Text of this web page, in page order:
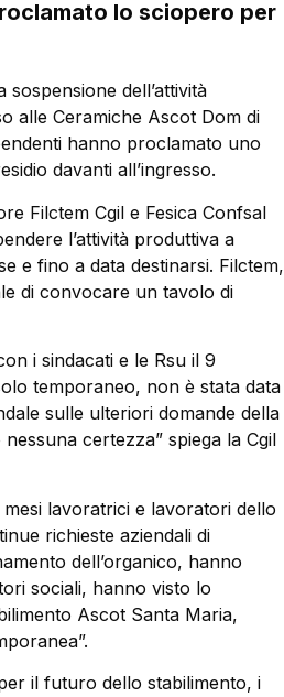
lo sciopero per
sospensione dell’attività
alle Ceramiche Ascot Dom di
hanno proclamato uno
davanti all’ingresso.
Filctem Cgil e Fesica Confsal
l’attività produttiva a
e fino a data destinarsi. Filctem,
di convocare un tavolo di
i sindacati e le Rsu il 9
temporaneo, non è stata data
sulle ulteriori domande della
certezza” spiega la Cgil
lavoratrici e lavoratori dello
richieste aziendali di
dell’organico, hanno
sociali, hanno visto lo
Ascot Santa Maria,
il futuro dello stabilimento, i